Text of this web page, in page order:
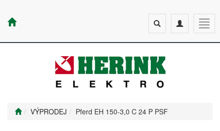
Toggle
navigation
Toggle
search
VÝPRODEJ Pferd EH 150-3,0 C 24 P PSF